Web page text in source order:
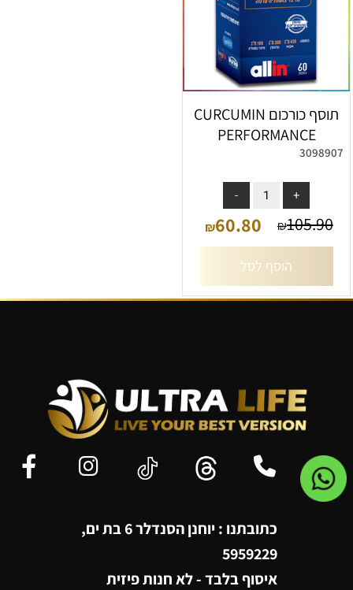
תוסף כורכום CURCUMIN
PERFORMANCE
3098907
₪105.90
₪60.80
הוסף לסל
כתובתנו : יוחנן הסנדלר 6 בת ים,
5959229
איסוף בלבד - לא חנות פיזית